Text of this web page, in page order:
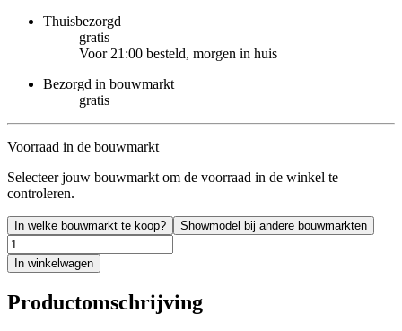
Thuisbezorgd
gratis
Voor 21:00 besteld, morgen in huis
Bezorgd in bouwmarkt
gratis
Voorraad in de bouwmarkt
Selecteer jouw bouwmarkt om de voorraad in de winkel te
controleren.
In welke bouwmarkt te koop? Showmodel bij andere bouwmarkten
In winkelwagen
Productomschrijving